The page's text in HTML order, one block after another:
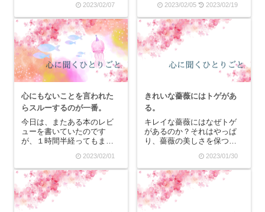
ます。それは、まず基礎か
ら完璧にしてからアレンジ
すべきなんだけど、早く自
分のものにしたくてアレン
ジに早々に手を出したくな
ります。ピアノの練習な
ん...
2023/02/07
を心に聞いてみると、「そ
れは○○さんのもの」と返っ
てくるという描写があると
思います。そうなんです。
実は不快な感情って自分の
ものじゃないことが多い...
2023/02/05 2023/02/19
心にもないことを言われた
らスルーするのが一番。
今日は、またある本のレビ
ューを書いていたのです
が、１時間半経ってもまだ
事が詰まってきたので、
「心に聞くブログ」に急遽
変更しました。きっと大嶋
先生の本に対する熱がすご
く熱いんだ、と思うことに
しました（笑）(ガチすぎる
2023/02/01
きれいな薔薇にはトゲがあ
る。
キレイな薔薇にはなぜトゲ
があるのか？それはやっぱ
り、薔薇の美しさを保つた
ょう。薔薇は自分の美しさ
を保とうだなんて自分では
思ってはいないかもしれな
いけれど、生まれた時から
成長してどんどん上へと伸
びていって枝葉を伸ばし
2023/01/30